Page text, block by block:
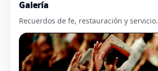
Galería
Recuerdos de fe, restauración y servicio.